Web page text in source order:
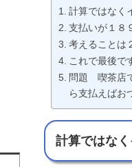
計算ではなく
支払いが１８
考えることは
これで最後で
問題 喫茶店
ら支払えばお
計算ではなく